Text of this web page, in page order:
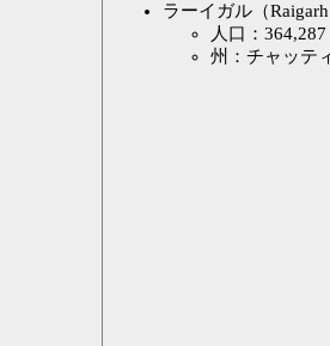
ラーイガル（
人口：364,287
州：チャッテ